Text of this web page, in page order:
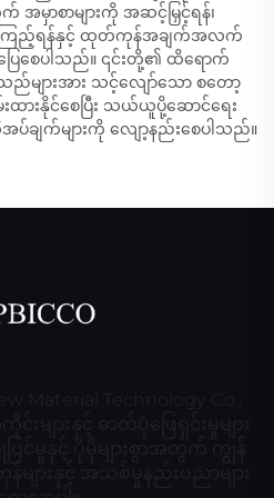
အမှာစာများကို အဆင့်မြှင့်ရန်၊
ကြည့်ရန်နှင့် ထုတ်ကုန်အချက်အလက်
ြေစေပါသည်။ ၎င်းတို့၏ ထိရောက်
များအား သင့်လျော်သော စတော့
ားနိုင်စေပြီး သယ်ယူပို့ဆောင်ရေး
ပ်ချက်များကို လျော့နည်းစေပါသည်။